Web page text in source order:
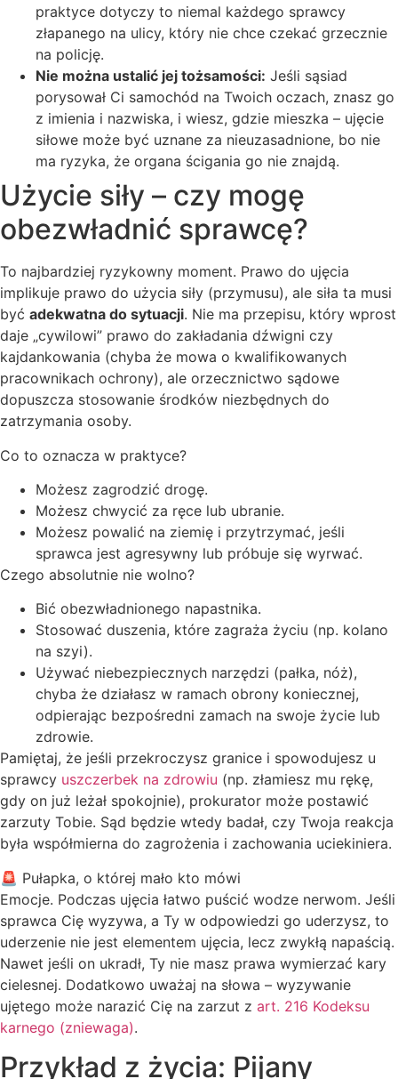
praktyce dotyczy to niemal każdego sprawcy
złapanego na ulicy, który nie chce czekać grzecznie
na policję.
Nie można ustalić jej tożsamości: Jeśli sąsiad
porysował Ci samochód na Twoich oczach, znasz go
z imienia i nazwiska, i wiesz, gdzie mieszka – ujęcie
siłowe może być uznane za nieuzasadnione, bo nie
ma ryzyka, że organa ścigania go nie znajdą.
Użycie siły – czy mogę
obezwładnić sprawcę?
To najbardziej ryzykowny moment. Prawo do ujęcia
implikuje prawo do użycia siły (przymusu), ale siła ta musi
być adekwatna do sytuacji. Nie ma przepisu, który wprost
daje „cywilowi” prawo do zakładania dźwigni czy
kajdankowania (chyba że mowa o kwalifikowanych
pracownikach ochrony), ale orzecznictwo sądowe
dopuszcza stosowanie środków niezbędnych do
zatrzymania osoby.
Co to oznacza w praktyce?
Możesz zagrodzić drogę.
Możesz chwycić za ręce lub ubranie.
Możesz powalić na ziemię i przytrzymać, jeśli
sprawca jest agresywny lub próbuje się wyrwać.
Czego absolutnie nie wolno?
Bić obezwładnionego napastnika.
Stosować duszenia, które zagraża życiu (np. kolano
na szyi).
Używać niebezpiecznych narzędzi (pałka, nóż),
chyba że działasz w ramach obrony koniecznej,
odpierając bezpośredni zamach na swoje życie lub
zdrowie.
Pamiętaj, że jeśli przekroczysz granice i spowodujesz u
sprawcy uszczerbek na zdrowiu (np. złamiesz mu rękę,
gdy on już leżał spokojnie), prokurator może postawić
zarzuty Tobie. Sąd będzie wtedy badał, czy Twoja reakcja
była współmierna do zagrożenia i zachowania uciekiniera.
🚨 Pułapka, o której mało kto mówi
Emocje. Podczas ujęcia łatwo puścić wodze nerwom. Jeśli
sprawca Cię wyzywa, a Ty w odpowiedzi go uderzysz, to
uderzenie nie jest elementem ujęcia, lecz zwykłą napaścią.
Nawet jeśli on ukradł, Ty nie masz prawa wymierzać kary
cielesnej. Dodatkowo uważaj na słowa – wyzywanie
ujętego może narazić Cię na zarzut z art. 216 Kodeksu
karnego (zniewaga).
Przykład z życia: Pijany